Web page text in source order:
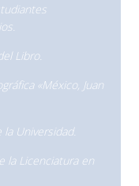
Libro.
«México, Juan
Universidad.
la Licenciatura en